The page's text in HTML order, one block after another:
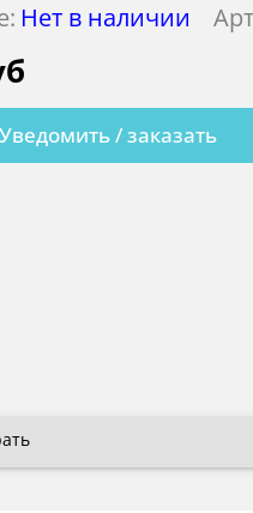
Нет в наличии
Уведомить / заказать